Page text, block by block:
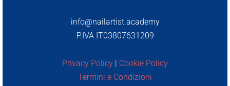
info@nailartist.academy
P.IVA IT03807631209
Privacy Policy | Cookie Policy
Termini e Condizioni